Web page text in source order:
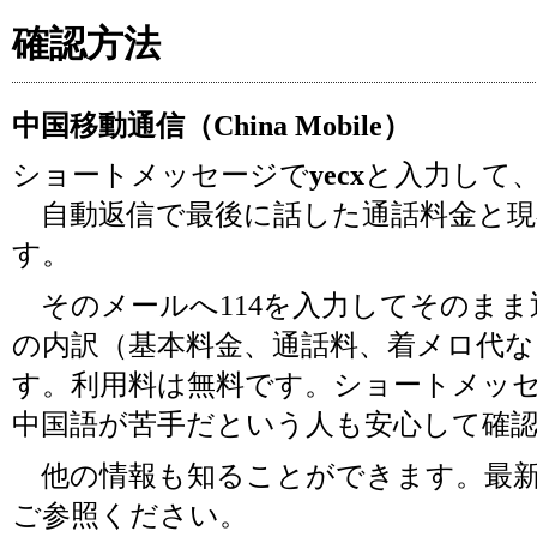
確認方法
中国移動通信（China Mobile）
ショートメッセージでyecxと入力して
自動返信で最後に話した通話料金と
す。
そのメールへ114を入力してそのま
の内訳（基本料金、通話料、着メロ代
す。利用料は無料です。ショートメッ
中国語が苦手だという人も安心して確
他の情報も知ることができます。最
ご参照ください。